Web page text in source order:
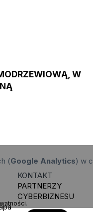
W
(Google Analytics) w
.
KONTAKT
PARTNERZY
CYBERBIZNESU